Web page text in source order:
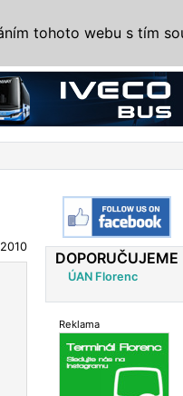
DOPORUČUJEME
ÚAN Florenc
Reklama
tohoto webu s tím